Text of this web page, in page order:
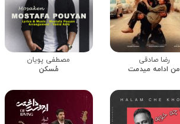
رضا صادقی
من ادامه میدمت
مصطفی پویان
مُسکن